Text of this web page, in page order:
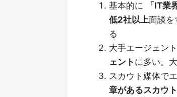
基本的に 「IT業
低2社以上面談を
る
大手エージェン
ェント に多い。
スカウト媒体で
章があるスカウ